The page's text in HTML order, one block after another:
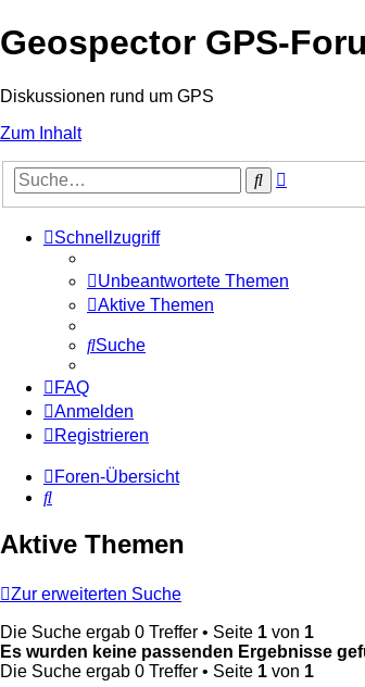
Geospector GPS-
Diskussionen rund um GPS
Zum Inhalt
Suche
Schnellzugriff
Unbeantwortete Themen
Aktive Themen
Suche
FAQ
Anmelden
Registrieren
Foren-Übersicht
Suche
Aktive Themen
Zur erweiterten Suche
Die Suche ergab 0 Treffer • Seite 1 von 1
Es wurden keine passenden Ergebnisse
Die Suche ergab 0 Treffer • Seite 1 von 1